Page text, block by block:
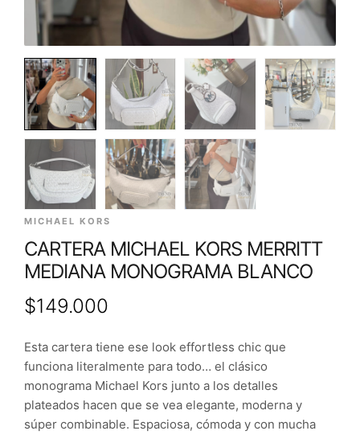
MICHAEL KORS
CARTERA MICHAEL KORS MERRITT
MEDIANA MONOGRAMA BLANCO
$149.000
Esta cartera tiene ese look effortless chic que
funciona literalmente para todo… el clásico
monograma Michael Kors junto a los detalles
plateados hacen que se vea elegante, moderna y
súper combinable. Espaciosa, cómoda y con mucha